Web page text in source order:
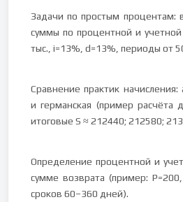
Задачи по простым процентам:
суммы по процентной и
тыс., i=13%, d=13%, периоды от
Сравнение практик начисления:
и германская (пример расчёта
итоговые S ≈ 212440; 212580;
Определение процентной и
сумме возврата (пример:
сроков 60–360 дней).